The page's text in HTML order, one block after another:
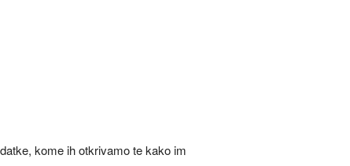
kome ih otkrivamo te kako im